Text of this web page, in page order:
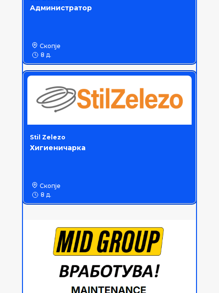
Администратор
Скопје
8 д.
Stil Zelezo
Хигиеничарка
Скопје
8 д.